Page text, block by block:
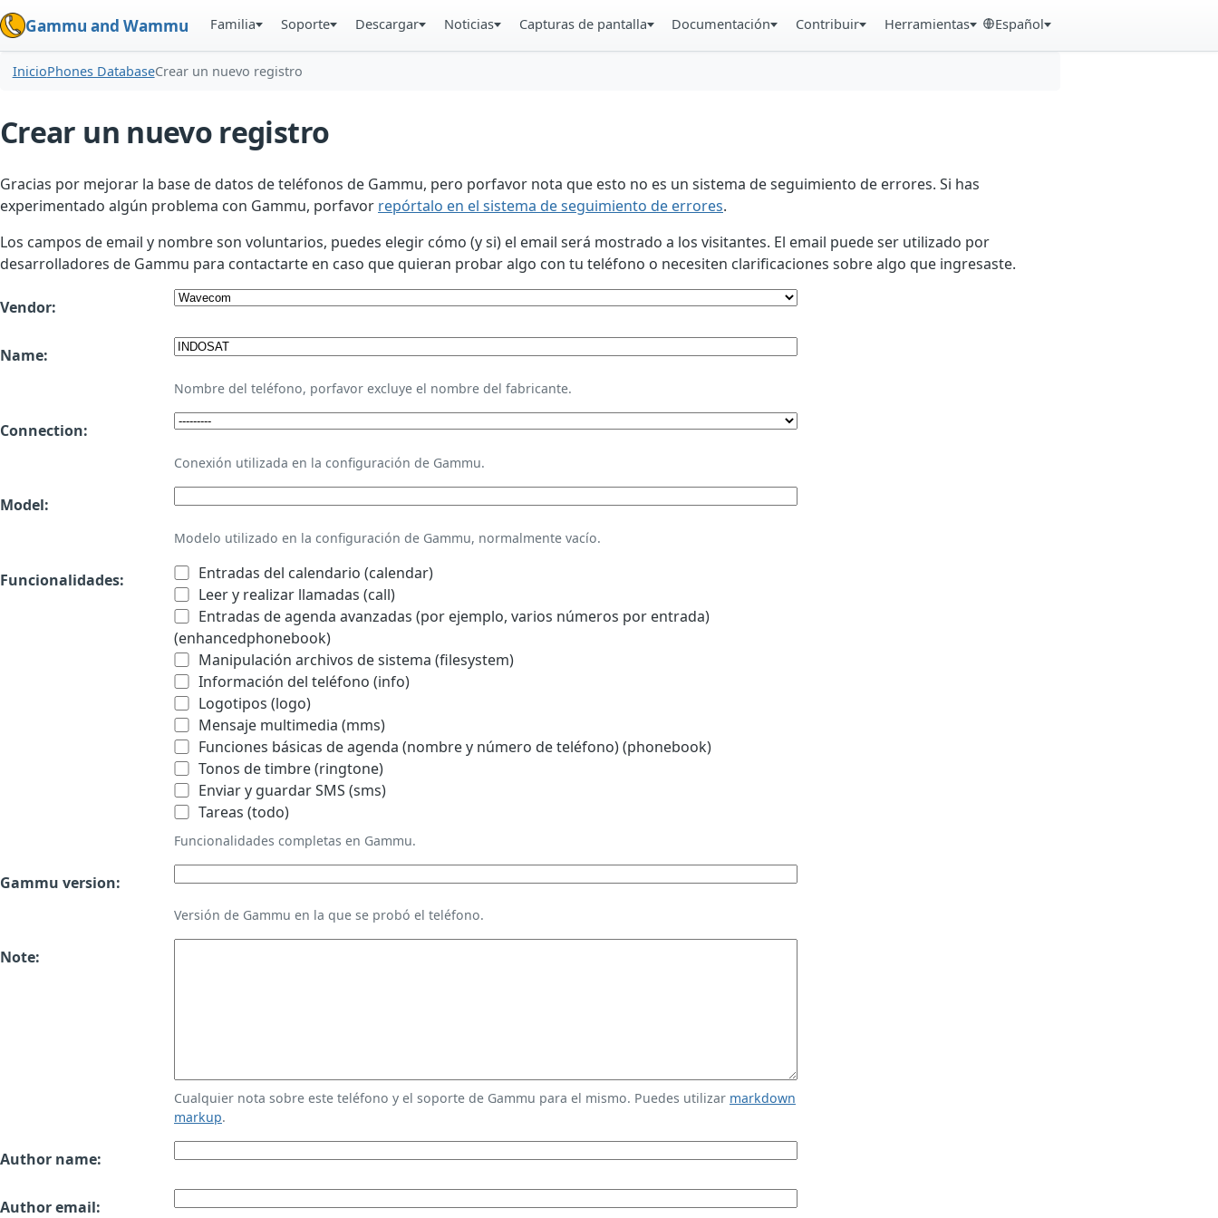
Gammu and Wammu Familia Soporte Descargar Noticias Capturas de pantalla Documentación Contribuir Herramientas Español
InicioPhones DatabaseCrear un nuevo registro
Crear un nuevo registro
Gracias por mejorar la base de datos de teléfonos de Gammu, pero porfavor nota que esto no es un sistema de seguimiento de errores. Si has
experimentado algún problema con Gammu, porfavor repórtalo en el sistema de seguimiento de errores.
Los campos de email y nombre son voluntarios, puedes elegir cómo (y si) el email será mostrado a los visitantes. El email puede ser utilizado por
desarrolladores de Gammu para contactarte en caso que quieran probar algo con tu teléfono o necesiten clarificaciones sobre algo que ingresaste.
Vendor:
Name:
Nombre del teléfono, porfavor excluye el nombre del fabricante.
Connection:
Conexión utilizada en la configuración de Gammu.
Model:
Modelo utilizado en la configuración de Gammu, normalmente vacío.
Funcionalidades:
Entradas del calendario (calendar)
Leer y realizar llamadas (call)
Entradas de agenda avanzadas (por ejemplo, varios números por entrada)
(enhancedphonebook)
Manipulación archivos de sistema (filesystem)
Información del teléfono (info)
Logotipos (logo)
Mensaje multimedia (mms)
Funciones básicas de agenda (nombre y número de teléfono) (phonebook)
Tonos de timbre (ringtone)
Enviar y guardar SMS (sms)
Tareas (todo)
Funcionalidades completas en Gammu.
Gammu version:
Versión de Gammu en la que se probó el teléfono.
Note:
Cualquier nota sobre este teléfono y el soporte de Gammu para el mismo. Puedes utilizar markdown
markup.
Author name:
Author email: